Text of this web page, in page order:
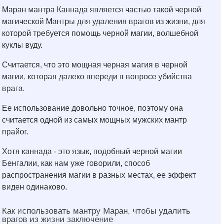
Маран мантра Каннада является частью такой черной
магической Мантры для удаления врагов из жизни, для
которой требуется помощь черной магии, волшебной
куклы вуду.
Считается, что это мощная черная магия в черной
магии, которая далеко впереди в вопросе убийства
врага.
Ее использование довольно точное, поэтому она
считается одной из самых мощных мужских мантр
прайог.
Хотя каннада - это язык, подобный черной магии
Бенгалии, как нам уже говорили, способ
распространения магии в разных местах, ее эффект
виден одинаково.
Как использовать мантру Маран, чтобы удалить
врагов из жизни заключение